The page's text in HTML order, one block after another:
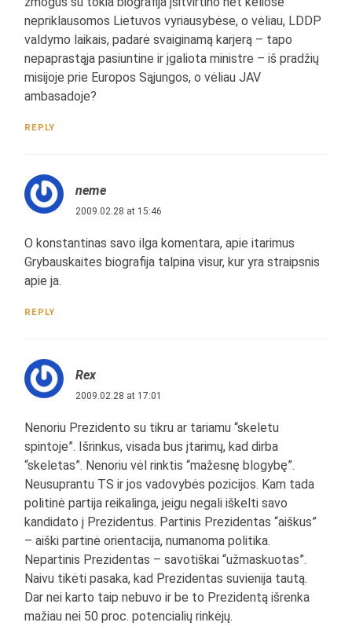
nepriklausomos Lietuvos vyriausybėse, o vėliau, LDDP
valdymo laikais, padarė svaiginamą karjerą – tapo
nepaprastąja pasiuntine ir įgaliota ministre – iš pradžių
misijoje prie Europos Sąjungos, o vėliau JAV
ambasadoje?
REPLY
neme
2009.02.28 at 15:46
O konstantinas savo ilga komentara, apie itarimus
Grybauskaites biografija talpina visur, kur yra straipsnis
apie ja.
REPLY
Rex
2009.02.28 at 17:01
Nenoriu Prezidento su tikru ar tariamu “skeletu
spintoje”. Išrinkus, visada bus įtarimų, kad dirba
“skeletas”. Nenoriu vėl rinktis “mažesnę blogybę”.
Neusuprantu TS ir jos vadovybės pozicijos. Kam tada
politinė partija reikalinga, jeigu negali iškelti savo
kandidato į Prezidentus. Partinis Prezidentas “aiškus”
– aiški partinė orientacija, numanoma politika.
Nepartinis Prezidentas – savotiškai “užmaskuotas”.
Naivu tikėti pasaka, kad Prezidentas suvienija tautą.
Dar nei karto taip nebuvo ir be to Prezidentą išrenka
mažiau nei 50 proc. potencialių rinkėjų.